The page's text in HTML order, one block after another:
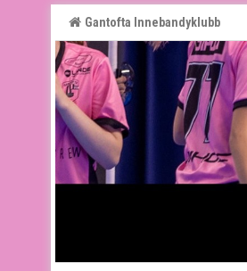
Gantofta Innebandyklubb